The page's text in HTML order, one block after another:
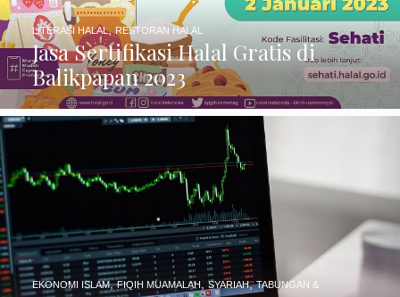
Jasa Sertifikasi Halal Gratis di
Balikpapan 2023
LITERASI HALAL, RESTORAN HALAL
EKONOMI ISLAM,FIQIH MUAMALAH, SYARIAH,TABUNGAN &